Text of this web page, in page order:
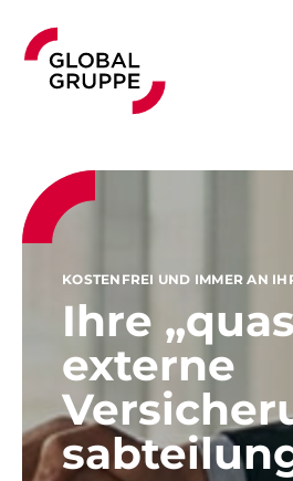
KOSTENFREI UND IMMER AN
Ihre
externe